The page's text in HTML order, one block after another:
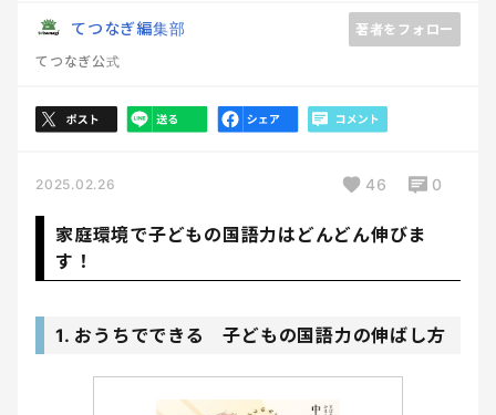
てつなぎ編集部
著者をフォロー
てつなぎ公式
2025.02.26 46 0
家庭環境で子どもの国語力はどんどん伸びま
す！
1. おうちでできる 子どもの国語力の伸ばし方